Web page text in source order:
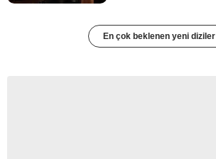
En çok beklenen yeni diziler